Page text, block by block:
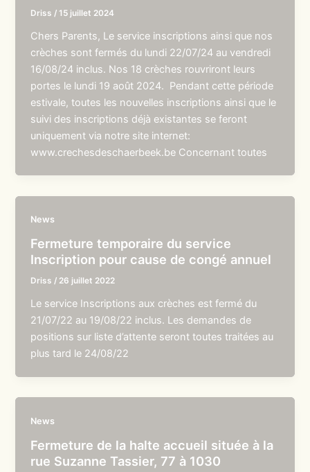
Driss /15 juillet 2024
Chers Parents, Le service inscriptions ainsi que nos
crèches sont fermés du lundi 22/07/24 au vendredi
16/08/24 inclus. Nos 18 crèches rouvriront leurs
portes le lundi 19 août 2024. Pendant cette période
estivale, toutes les nouvelles inscriptions ainsi que le
suivi des inscriptions déjà existantes se feront
uniquement via notre site internet:
www.crechesdeschaerbeek.be Concernant toutes
News
Fermeture temporaire du service
Inscription pour cause de congé annuel
Driss / 26 juillet 2022
Le service Inscriptions aux crèches est fermé du
21/07/22 au 19/08/22 inclus. Les demandes de
positions sur liste d’attente seront toutes traitées au
plus tard le 24/08/22
News
Fermeture de la halte accueil située à la
rue Suzanne Tassier, 77 à 1030